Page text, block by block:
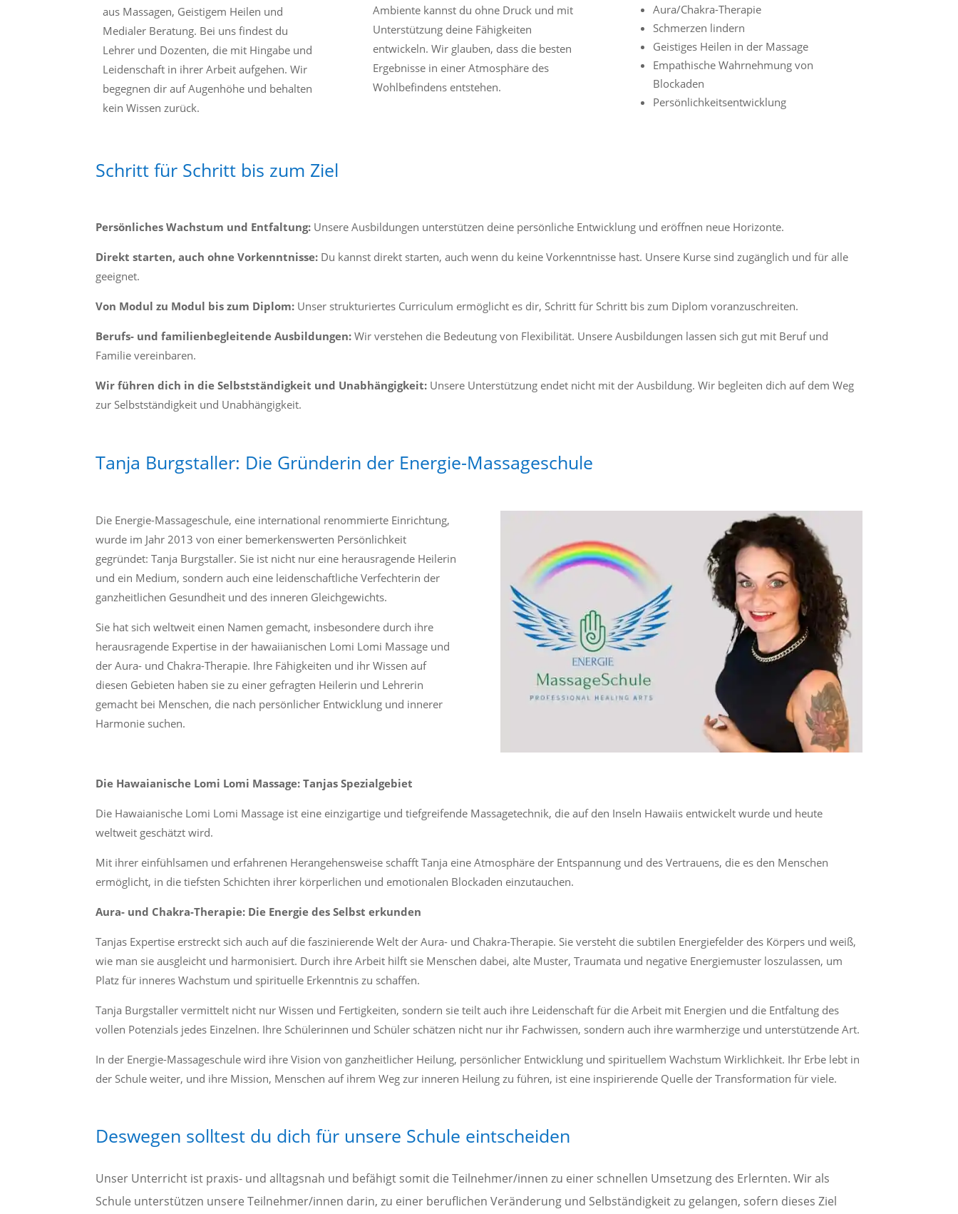
aus Massagen, Geistigem Heilen und
Medialer Beratung. Bei uns findest du
Lehrer und Dozenten, die mit Hingabe und
Leidenschaft in ihrer Arbeit aufgehen. Wir
begegnen dir auf Augenhöhe und behalten
kein Wissen zurück.
Ambiente kannst du ohne Druck und mit
Unterstützung deine Fähigkeiten
entwickeln. Wir glauben, dass die besten
Ergebnisse in einer Atmosphäre des
Wohlbefindens entstehen.
Aura/Chakra-Therapie
Schmerzen lindern
Geistiges Heilen in der Massage
Empathische Wahrnehmung von
Blockaden
Persönlichkeitsentwicklung
Schritt für Schritt bis zum Ziel
Persönliches Wachstum und Entfaltung: Unsere Ausbildungen unterstützen deine persönliche Entwicklung und eröffnen neue Horizonte.
Direkt starten, auch ohne Vorkenntnisse: Du kannst direkt starten, auch wenn du keine Vorkenntnisse hast. Unsere Kurse sind zugänglich und für alle
geeignet.
Von Modul zu Modul bis zum Diplom: Unser strukturiertes Curriculum ermöglicht es dir, Schritt für Schritt bis zum Diplom voranzuschreiten.
Berufs- und familienbegleitende Ausbildungen: Wir verstehen die Bedeutung von Flexibilität. Unsere Ausbildungen lassen sich gut mit Beruf und
Familie vereinbaren.
Wir führen dich in die Selbstständigkeit und Unabhängigkeit: Unsere Unterstützung endet nicht mit der Ausbildung. Wir begleiten dich auf dem Weg
zur Selbstständigkeit und Unabhängigkeit.
Tanja Burgstaller: Die Gründerin der Energie-Massageschule
Die Energie-Massageschule, eine international renommierte Einrichtung,
wurde im Jahr 2013 von einer bemerkenswerten Persönlichkeit
gegründet: Tanja Burgstaller. Sie ist nicht nur eine herausragende Heilerin
und ein Medium, sondern auch eine leidenschaftliche Verfechterin der
ganzheitlichen Gesundheit und des inneren Gleichgewichts.
Sie hat sich weltweit einen Namen gemacht, insbesondere durch ihre
herausragende Expertise in der hawaiianischen Lomi Lomi Massage und
der Aura- und Chakra-Therapie. Ihre Fähigkeiten und ihr Wissen auf
diesen Gebieten haben sie zu einer gefragten Heilerin und Lehrerin
gemacht bei Menschen, die nach persönlicher Entwicklung und innerer
Harmonie suchen.
Die Hawaianische Lomi Lomi Massage: Tanjas Spezialgebiet
Die Hawaianische Lomi Lomi Massage ist eine einzigartige und tiefgreifende Massagetechnik, die auf den Inseln Hawaiis entwickelt wurde und heute
weltweit geschätzt wird.
Mit ihrer einfühlsamen und erfahrenen Herangehensweise schafft Tanja eine Atmosphäre der Entspannung und des Vertrauens, die es den Menschen
ermöglicht, in die tiefsten Schichten ihrer körperlichen und emotionalen Blockaden einzutauchen.
Aura- und Chakra-Therapie: Die Energie des Selbst erkunden
Tanjas Expertise erstreckt sich auch auf die faszinierende Welt der Aura- und Chakra-Therapie. Sie versteht die subtilen Energiefelder des Körpers und weiß,
wie man sie ausgleicht und harmonisiert. Durch ihre Arbeit hilft sie Menschen dabei, alte Muster, Traumata und negative Energiemuster loszulassen, um
Platz für inneres Wachstum und spirituelle Erkenntnis zu schaffen.
Tanja Burgstaller vermittelt nicht nur Wissen und Fertigkeiten, sondern sie teilt auch ihre Leidenschaft für die Arbeit mit Energien und die Entfaltung des
vollen Potenzials jedes Einzelnen. Ihre Schülerinnen und Schüler schätzen nicht nur ihr Fachwissen, sondern auch ihre warmherzige und unterstützende Art.
In der Energie-Massageschule wird ihre Vision von ganzheitlicher Heilung, persönlicher Entwicklung und spirituellem Wachstum Wirklichkeit. Ihr Erbe lebt in
der Schule weiter, und ihre Mission, Menschen auf ihrem Weg zur inneren Heilung zu führen, ist eine inspirierende Quelle der Transformation für viele.
Deswegen solltest du dich für unsere Schule eintscheiden
Unser Unterricht ist praxis- und alltagsnah und befähigt somit die Teilnehmer/innen zu einer schnellen Umsetzung des Erlernten. Wir als
Schule unterstützen unsere Teilnehmer/innen darin, zu einer beruflichen Veränderung und Selbständigkeit zu gelangen, sofern dieses Ziel